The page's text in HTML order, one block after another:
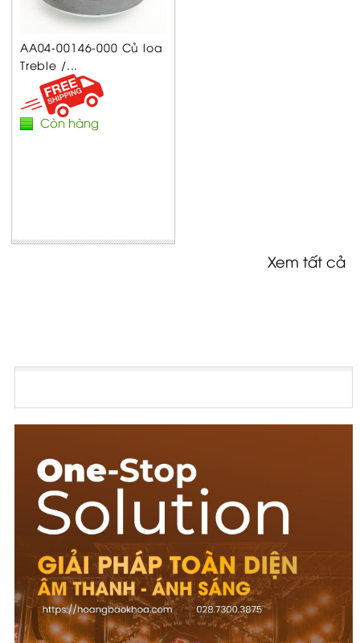
AA04-00146-000 Củ loa
Treble /...
Còn hàng
Xem tất cả